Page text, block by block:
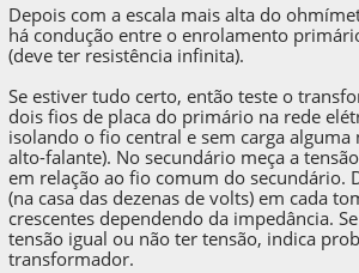
Depois com a escala mais alta do
há condução entre o enrolamento
(deve ter resistência infinita).
Se estiver tudo certo, então teste o
dois fios de placa do primário na rede
isolando o fio central e sem carga alguma
alto-falante). No secundário meça a
em relação ao fio comum do secundário.
(na casa das dezenas de volts) em cada
crescentes dependendo da impedância.
tensão igual ou não ter tensão, indica
transformador.